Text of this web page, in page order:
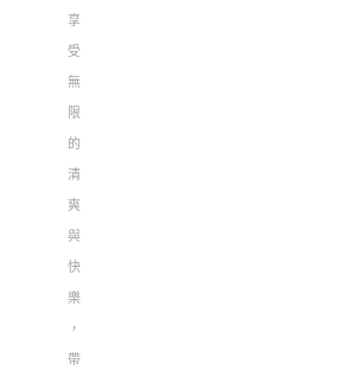
享
受
無
限
的
清
爽
與
快
樂
，
帶